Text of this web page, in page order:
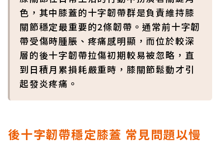
色，其中膝蓋的十字韌帶群是負責維持膝
關節穩定最重要的2條韌帶。通常前十字韌
帶受傷時腫脹、疼痛感明顯，而位於較深
層的後十字韌帶拉傷初期較易被忽略，直
到日積月累損耗嚴重時，膝關節鬆動才引
起發炎疼痛。
後十字韌帶穩定膝蓋 常見問題以慢